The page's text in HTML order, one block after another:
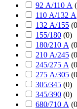
92 А/110 А (
110 А/132 А
132 А/155 (0
155/180 (0)
180/210 А (0
210 А/245 (0
245/275 А (0
275 А/305 (0
305/345 (0)
345/390 (0)
680/710 А (0